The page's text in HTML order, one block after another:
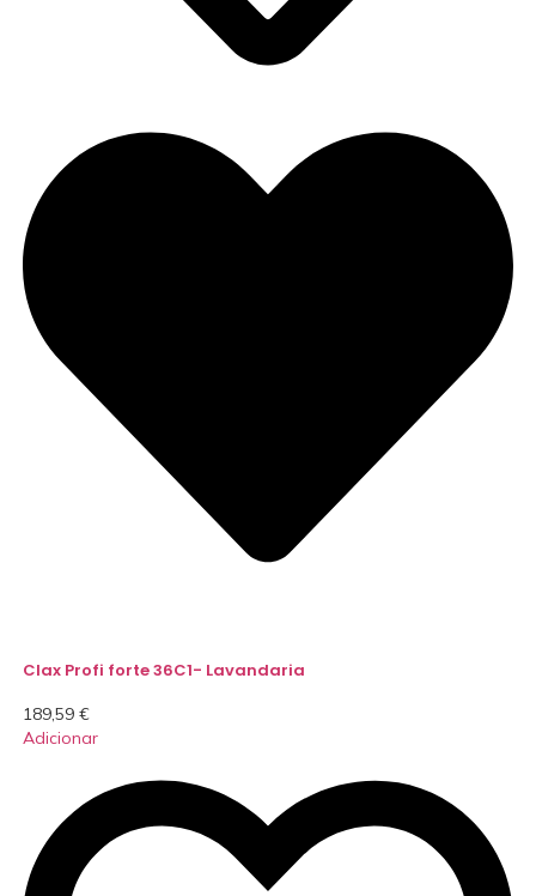
Clax Profi forte 36C1- Lavandaria
189,59 €
Adicionar